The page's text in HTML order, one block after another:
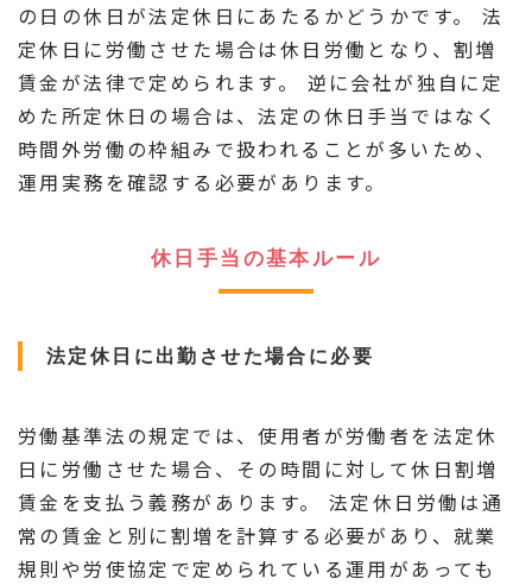
の日の休日が法定休日にあたるかどうかです。 法
定休日に労働させた場合は休日労働となり、割増
賃金が法律で定められます。 逆に会社が独自に定
めた所定休日の場合は、法定の休日手当ではなく
時間外労働の枠組みで扱われることが多いため、
運用実務を確認する必要があります。
休日手当の基本ルール
法定休日に出勤させた場合に必要
労働基準法の規定では、使用者が労働者を法定休
日に労働させた場合、その時間に対して休日割増
賃金を支払う義務があります。 法定休日労働は通
常の賃金と別に割増を計算する必要があり、就業
規則や労使協定で定められている運用があっても